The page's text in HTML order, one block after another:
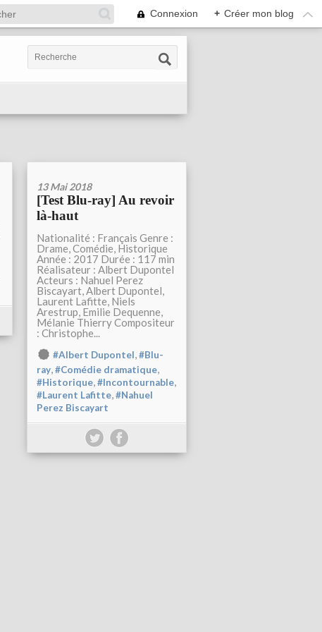
Connexion + Créer mon blog
13 Mai 2018
[Test Blu-ray] Au revoir
là-haut
Nationalité : Français Genre :
Drame, Comédie, Historique
Année : 2017 Durée : 117 min
Réalisateur : Albert Dupontel
Acteurs : Nahuel Perez
Biscayart, Albert Dupontel,
Laurent Lafitte, Niels
Arestrup, Emilie Dequenne,
Mélanie Thierry Compositeur
: Christophe...
#Albert Dupontel,#Blu-
ray,#Comédie dramatique,
#Historique,#Incontournable,
#Laurent Lafitte,#Nahuel
Perez Biscayart